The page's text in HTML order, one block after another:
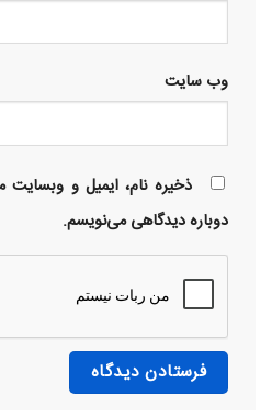
وب‌ سایت
ذخیره نام، ایمیل و وبسایت
دوباره دیدگاهی می‌نویسم.